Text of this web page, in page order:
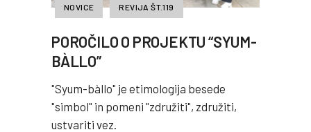
NOVICE REVIJA ŠT.119
POROČILO O PROJEKTU “SYUM-
BÀLLO”
"Syum-bàllo" je etimologija besede
"simbol" in pomeni "združiti", združiti,
ustvariti vez.